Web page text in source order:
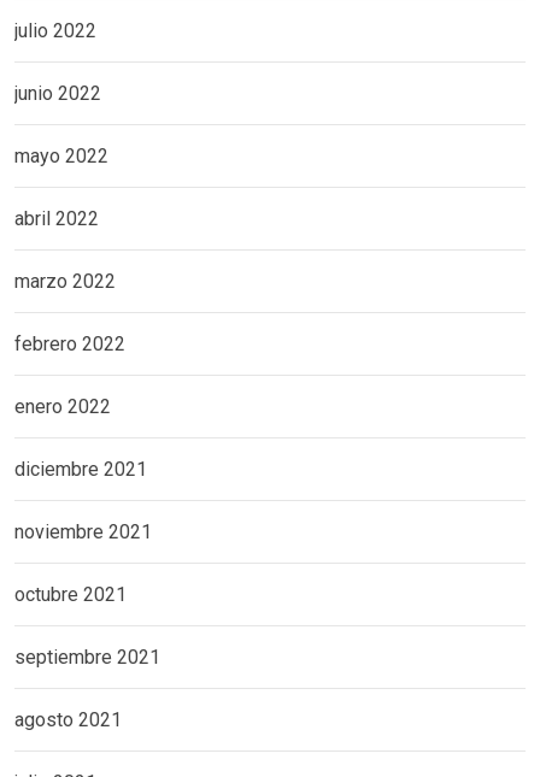
julio 2022
junio 2022
mayo 2022
abril 2022
marzo 2022
febrero 2022
enero 2022
diciembre 2021
noviembre 2021
octubre 2021
septiembre 2021
agosto 2021